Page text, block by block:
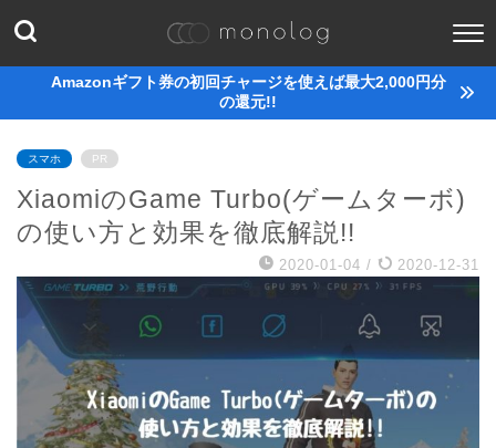
Amazonギフト券の初回チャージを使えば最大2,000円分
の還元!!
スマホ PR
XiaomiのGame Turbo(ゲームターボ)
の使い方と効果を徹底解説!!
2020-01-04 / 2020-12-31